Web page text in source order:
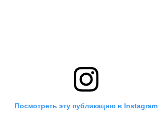
Посмотреть эту публикацию в Instagram